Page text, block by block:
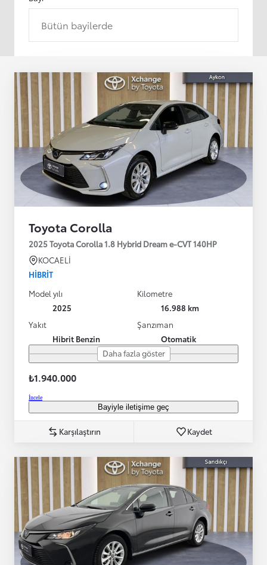
Bütün bayilerde
Toyota Corolla
2025 Toyota Corolla 1.8 Hybrid Dream e-CVT 140HP
KOCAELİ
HIBRIT
Model yılı
2025
Kilometre
16.988 km
Yakıt
Hibrit Benzin
Şanzıman
Otomatik
Daha fazla göster
₺1.940.000
İncele
Bayiyle iletişime geç
Karşılaştırın Kaydet